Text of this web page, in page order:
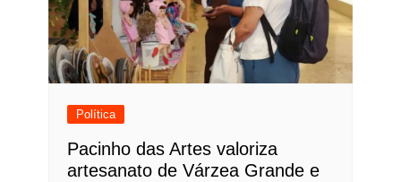
Política
Pacinho das Artes valoriza
artesanato de Várzea Grande e